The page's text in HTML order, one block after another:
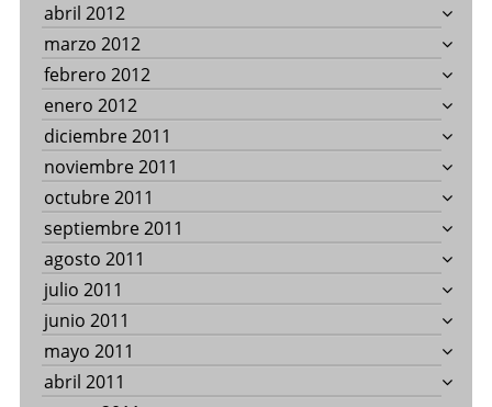
abril 2012
marzo 2012
febrero 2012
enero 2012
diciembre 2011
noviembre 2011
octubre 2011
septiembre 2011
agosto 2011
julio 2011
junio 2011
mayo 2011
abril 2011